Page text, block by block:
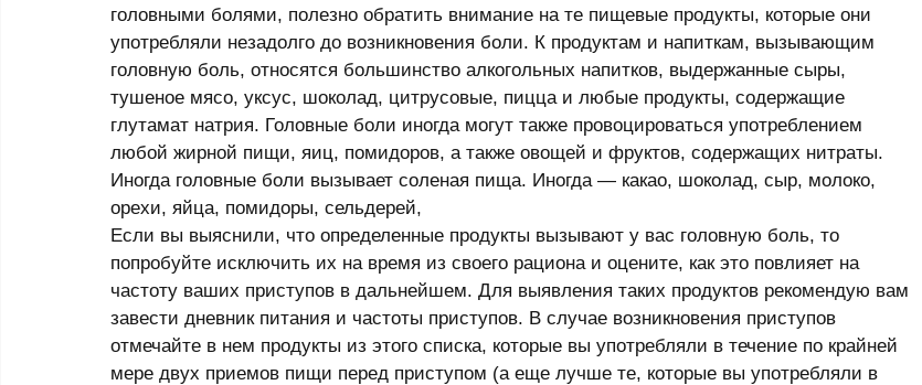
головными болями, полезно обратить внимание на те пищевые продукты, которые они
употребляли незадолго до возникновения боли. К продуктам и напиткам, вызывающим
головную боль, относятся большинство алкогольных напитков, выдержанные сыры,
тушеное мясо, уксус, шоколад, цитрусовые, пицца и любые продукты, содержащие
глутамат натрия. Головные боли иногда могут также провоцироваться употреблением
любой жирной пищи, яиц, помидоров, а также овощей и фруктов, содержащих нитраты.
Иногда головные боли вызывает соленая пища. Иногда — какао, шоколад, сыр, молоко,
орехи, яйца, помидоры, сельдерей,
Если вы выяснили, что определенные продукты вызывают у вас головную боль, то
попробуйте исключить их на время из своего рациона и оцените, как это повлияет на
частоту ваших приступов в дальнейшем. Для выявления таких продуктов рекомендую вам
завести дневник питания и частоты приступов. В случае возникновения приступов
отмечайте в нем продукты из этого списка, которые вы употребляли в течение по крайней
мере двух приемов пищи перед приступом (а еще лучше те, которые вы употребляли в